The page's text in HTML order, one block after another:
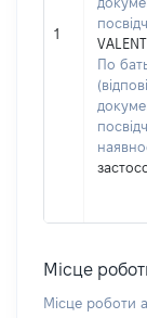
1
По
Місце
Місце роботи